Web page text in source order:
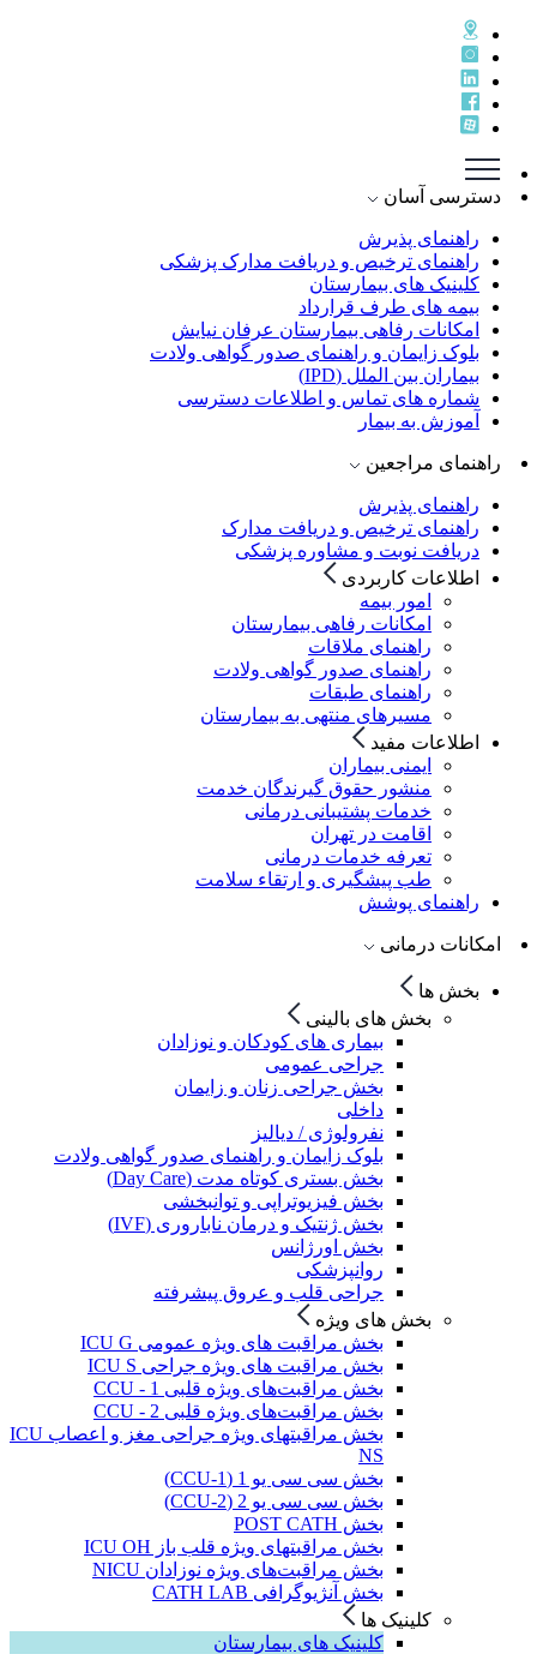
دسترسی آسان
راهنمای پذيرش
راهنمای ترخيص و دريافت مدارک پزشکی
کلینیک های بیمارستان
بیمه های طرف قرارداد
امکانات رفاهی بیمارستان عرفان نیایش
بلوک زایمان و راهنمای صدور گواهی ولادت
بیماران بین الملل (IPD)
شماره های تماس و اطلاعات دسترسی
آموزش به بیمار
راهنمای مراجعین
راهنمای پذیرش
راهنمای ترخیص و دریافت مدارک
دریافت نوبت و مشاوره پزشکی
اطلاعات کاربردی
امور بیمه
امکانات رفاهی بیمارستان
راهنمای ملاقات
راهنمای صدور گواهی ولادت
راهنمای طبقات
مسیرهای منتهی به بیمارستان
اطلاعات مفید
ایمنی بیماران
منشور حقوق گیرندگان خدمت
خدمات پشتیبانی درمانی
اقامت در تهران
تعرفه خدمات درمانی
طب پیشگیری و ارتقاء سلامت
راهنمای پوشش
امکانات درمانی
بخش ها
بخش های بالینی
بیماری های کودکان و نوزادان
جراحی عمومی
بخش جراحی زنان و زایمان
داخلی
نفرولوژی / دیالیز
بلوک زایمان و راهنمای صدور گواهی ولادت
بخش بستری کوتاه مدت (Day Care)
بخش فیزیوتراپی و توانبخشی
بخش ژنتیک و درمان ناباروری (IVF)
بخش اورژانس
روانپزشکی
جراحی قلب و عروق پیشرفته
بخش های ویژه
بخش مراقبت های ویژه عمومی ICU G
بخش مراقبت های ویژه جراحی ICU S
بخش مراقبت‌های ویژه قلبی CCU - 1
بخش مراقبت‌های ویژه قلبی CCU - 2
بخش مراقبتهای ویژه جراحی مغز و اعصاب ICU
NS
بخش سی سی یو 1 (CCU-1)
بخش سی سی یو 2 (CCU-2)
بخش POST CATH
بخش مراقبتهای ویژه قلب باز ICU OH
بخش مراقبت‌های ویژه نوزادان NICU
بخش آنژیوگرافی CATH LAB
کلینیک ها
کلینیک های بیمارستان